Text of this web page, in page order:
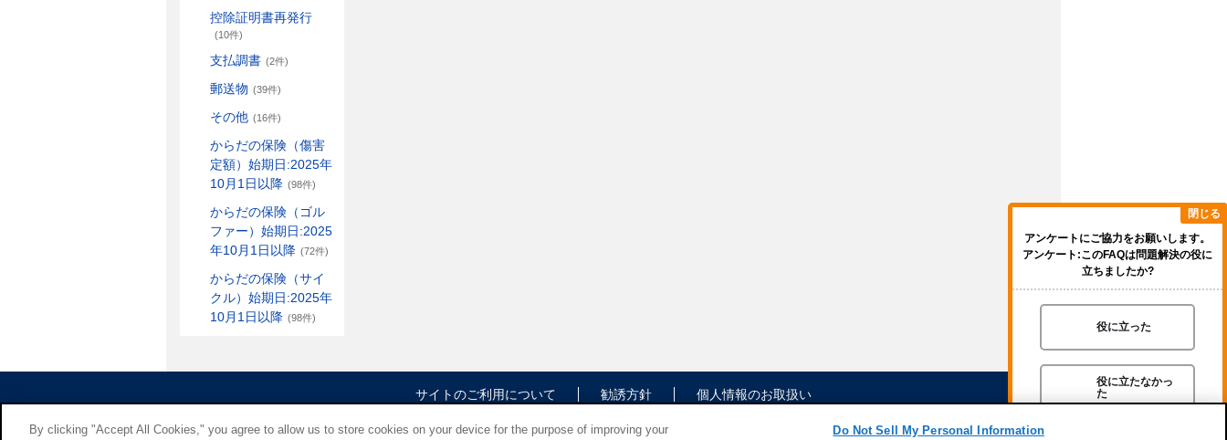
控除証明書再発行
(10件)
支払調書 (2件)
郵送物 (39件)
その他 (16件)
からだの保険（傷害
定額）始期日:2025年
10月1日以降 (98件)
からだの保険（ゴル
ファー）始期日:2025
年10月1日以降 (72件)
からだの保険（サイ
クル）始期日:2025年
10月1日以降 (98件)
閉じる
アンケートにご協力をお願いします。
アンケート:このFAQは問題解決の役に
立ちましたか?
役に立った
役に立たなかっ
た
サイトのご利用について 勧誘方針 個人情報のお取扱い
By clicking "Accept All Cookies," you agree to allow us to store cookies on your device for the purpose of improving your Do Not Sell My Personal Information